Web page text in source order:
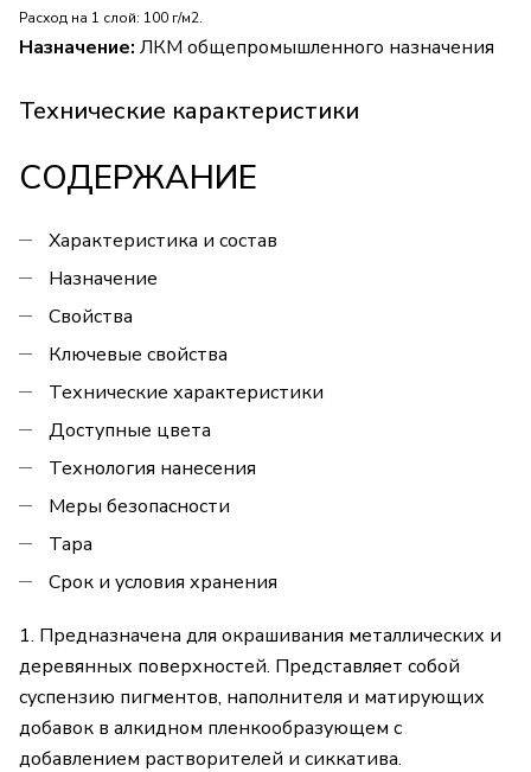
Расход на 1 слой: 100 г/м2.
Назначение: ЛКМ общепромышленного назначения
Технические карактеристики
СОДЕРЖАНИЕ
Характеристика и состав
Назначение
Свойства
Ключевые свойства
Технические характеристики
Доступные цвета
Технология нанесения
Меры безопасности
Тара
Срок и условия хранения
1. Предназначена для окрашивания металлических и
деревянных поверхностей. Представляет собой
суспензию пигментов, наполнителя и матирующих
добавок в алкидном пленкообразующем с
добавлением растворителей и сиккатива.